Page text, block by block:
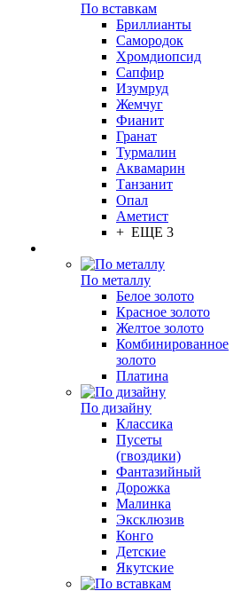
По вставкам
Бриллианты
Самородок
Хромдиопсид
Сапфир
Изумруд
Жемчуг
Фианит
Гранат
Турмалин
Аквамарин
Танзанит
Опал
Аметист
+ ЕЩЕ 3
По металлу
Белое золото
Красное золото
Желтое золото
Комбинированное
золото
Платина
По дизайну
Классика
Пусеты
(гвоздики)
Фантазийный
Дорожка
Малинка
Эксклюзив
Конго
Детские
Якутские